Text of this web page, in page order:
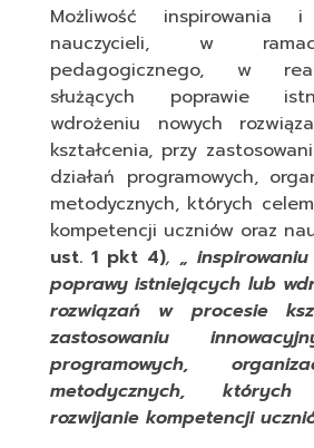
Możliwość
nauczycieli, w
pedagogicznego, w
służących poprawie
wdrożeniu nowych
kształcenia, przy
działań programowych,
metodycznych, których
kompetencji uczniów oraz
ust. 1 pkt 4),„
poprawy istniejących lub
rozwiązań w procesie
zastosowaniu
programowych,
metodycznych,
rozwijanie kompetencji